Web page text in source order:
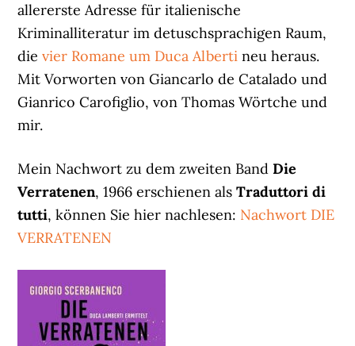
allererste Adresse für italienische
Kriminalliteratur im detuschsprachigen Raum,
dievier Romane um Duca Alberti neu heraus.
Mit Vorworten von Giancarlo de Catalado und
Gianrico Carofiglio, von Thomas Wörtche und
mir.
Mein Nachwort zu dem zweiten BandDie
Verratenen, 1966 erschienen alsTraduttori di
tutti, können Sie hier nachlesen: Nachwort DIE
VERRATENEN